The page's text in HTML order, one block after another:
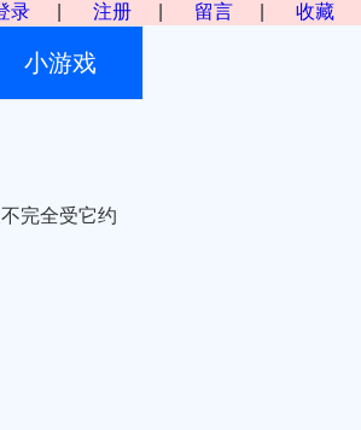
录 注册 留言 收藏
小游戏
完全受它约